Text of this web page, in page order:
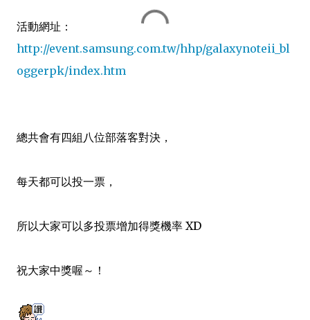
活動網址：
http://event.samsung.com.tw/hhp/galaxynoteii_bl
oggerpk/index.htm
總共會有四組八位部落客對決，
每天都可以投一票，
所以大家可以多投票增加得獎機率 XD
祝大家中獎喔～！